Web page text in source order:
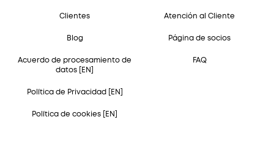
Clientes
Blog
Acuerdo de procesamiento de
datos [EN]
Política de Privacidad [EN]
Política de cookies [EN]
Atención al Cliente
Página de socios
FAQ